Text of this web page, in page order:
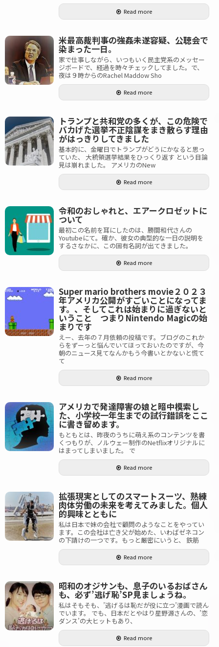
Read more
米最高裁判事の強姦未遂容疑、公聴会で
染まった一日。
家で仕事しながら、いつもいく民主党系のメッセー
ジボードで、経過を時々チェックしてました。で、
夜は９時からのRachel Maddow Sho
Read more
トランプと共和党の多くが、この危険で
バカげた選挙不正陰謀をまき散らす理由
がはっきりしてきました
基本的に、金曜日でトランプがどうにかなると思っ
ていた、 大統領選挙結果をひっくり返す という目論
見は崩れました。 アメリカのNew
Read more
令和のおしゃれと、エアークロゼットに
ついて
最初この名前を耳にしたのは、勝間和代さんの
Youtubeにて。確か、彼女の典型的な一日の説明を
するさなかに、この固有名詞が出てきました。
Read more
Super mario brothers movie２０２３
年アメリカ公開がすごいことになってま
す。、そしてこれは始まりに過ぎないと
いうこと つまりNintendo Magicの始
まりです
えー、去年の７月依頼の投稿です。ブログのこれか
らをずーっと悩んでいてほっておいたのですが、今
朝のニュース見てなんかもう今書いとかないと慌て
て
Read more
アメリカで発達障害の娘と暗中模索し
た、小学校一年生までの試行錯誤をここ
に書き留めます。
もともとは、昨夜のうちに萌え系のコンテンツを書
くつもりが、ノルウェー制作のNetflixオリジナルに
はまってしまいました。 で
Read more
拡張現実としてのスマートスーツ、熟練
肉体労働の未来を考えてみました。個人
的興味とともに
私は日本で妹の会社で顧問のようなことをやってい
ます。この会社は亡き父が始めた、いわばゼネコン
の下請けの一つです。もっと厳密にいうと、 鉄筋
Read more
昭和のオジサンも、息子のいるおばさん
も、必ず’逃げ恥’SP見ましょうね。
私はそもそも、’逃げるは恥だが役に立つ’漫画で読ん
でいます。 でも、日本だとやはり星野源さんの、’恋
ダンス’の大ヒットもあり、
Read more